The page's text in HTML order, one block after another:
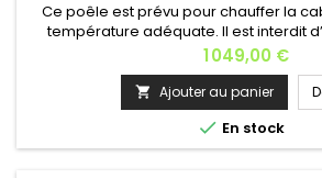
Ce poêle est prévu pour chauffer la
température adéquate. Il est interdit
d’autres fins.Si la puissance du
cabine de sauna, un sauna
température adéquate en une heure
poêle chauffent généralement à
même temps que le...
Prix
1 049,00 €
 Ajouter au panier
 En stock